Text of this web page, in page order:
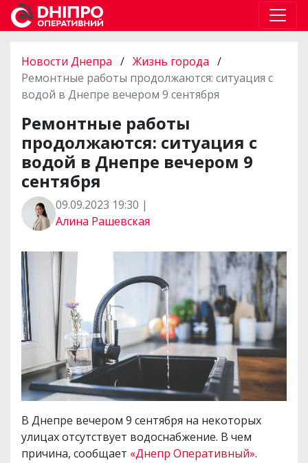
Новости Днепра / Жизнь города /
Ремонтные работы продолжаются: ситуация с
водой в Днепре вечером 9 сентября
Ремонтные работы
продолжаются: ситуация с
водой в Днепре вечером 9
сентября
09.09.2023 19:30 |
Алина Рашевская
В Днепре вечером 9 сентября на некоторых
улицах отсутствует водоснабжение. В чем
причина, сообщает «Днепр Оперативный».